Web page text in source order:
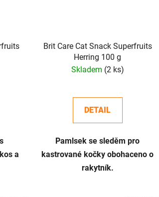
a
Brit Care Cat Snack Superfruits
Herring 100 g
Skladem (2 ks)
DETAIL
Pamlsek se sleděm pro
kastrované kočkyobohaceno o
rakytník.